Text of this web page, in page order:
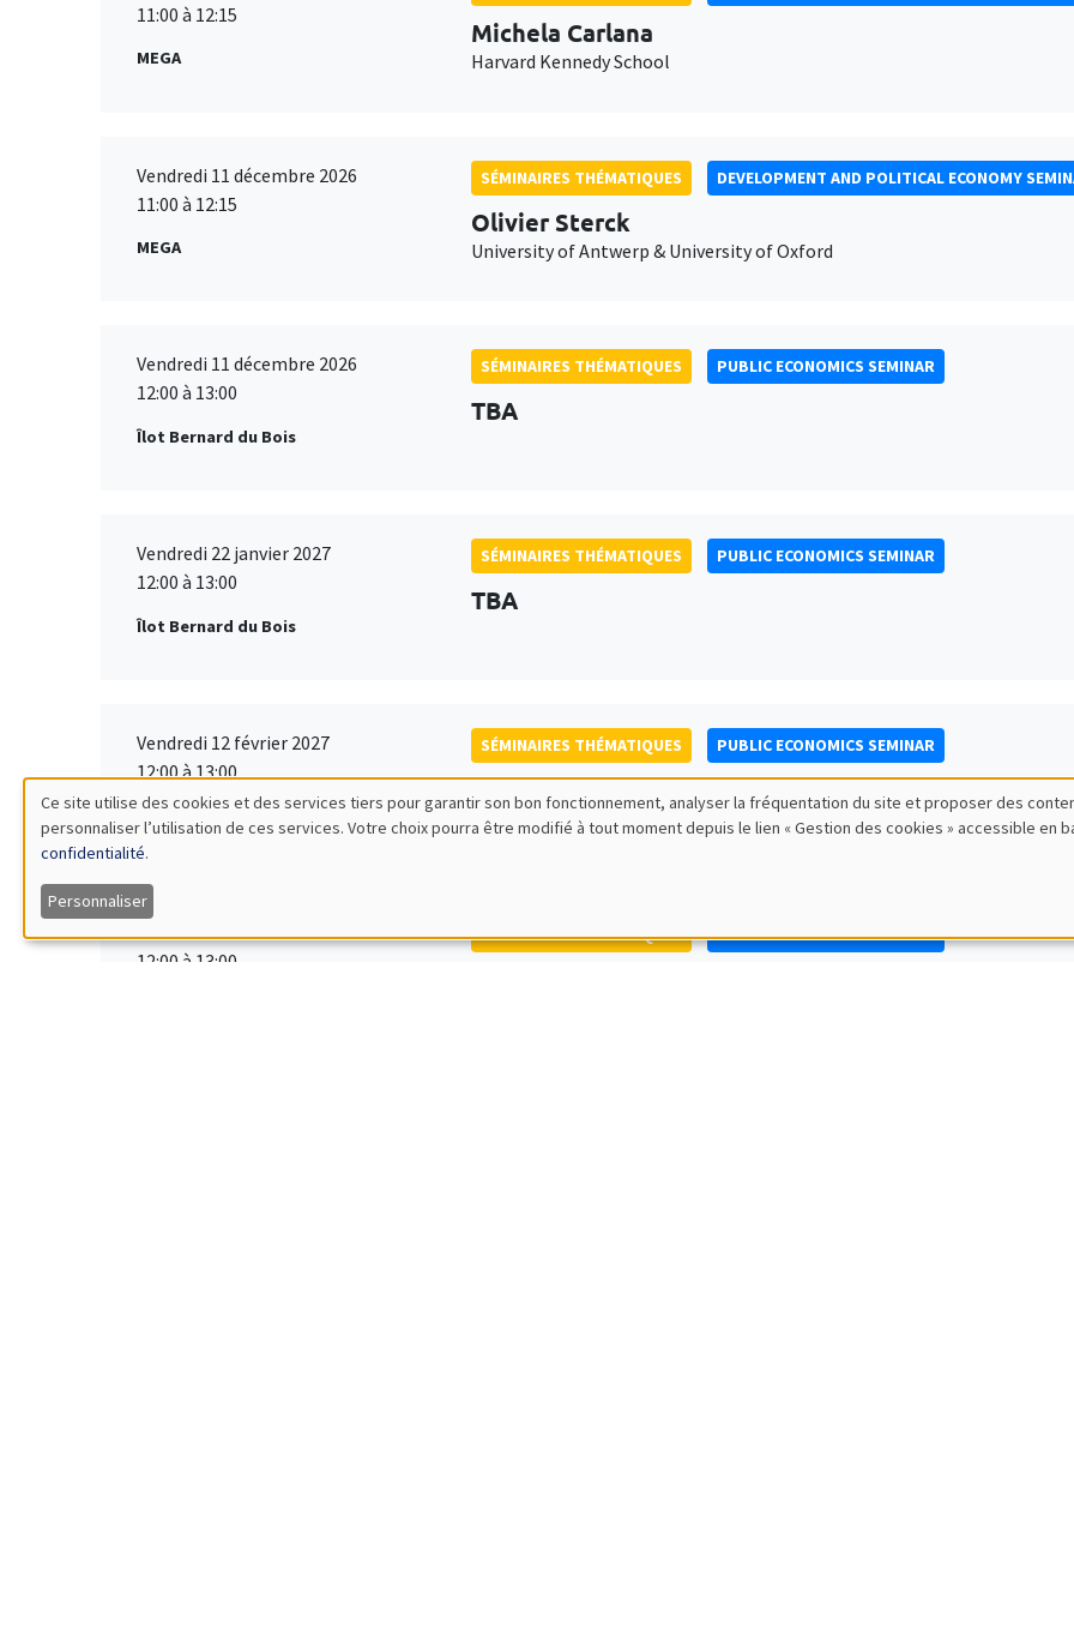
11:00 à 12:15
MEGA
Michela Carlana
Harvard Kennedy School
Vendredi 11 décembre 2026
11:00 à 12:15
MEGA
SÉMINAIRES THÉMATIQUES DEVELOPMENT AND POLITICAL ECONOMY
Olivier Sterck
University of Antwerp & University of Oxford
Vendredi 11 décembre 2026
12:00 à 13:00
Îlot Bernard du Bois
SÉMINAIRES THÉMATIQUES PUBLIC ECONOMICS SEMINAR
TBA
Vendredi 22 janvier 2027
12:00 à 13:00
Îlot Bernard du Bois
SÉMINAIRES THÉMATIQUES PUBLIC ECONOMICS SEMINAR
TBA
Vendredi 12 février 2027
12:00 à 13:00
Îlot Bernard du Bois
SÉMINAIRES THÉMATIQUES PUBLIC ECONOMICS SEMINAR
TBA
Vendredi 19 mars 2027
12:00 à 13:00
SÉMINAIRES THÉMATIQUES PUBLIC ECONOMICS SEMINAR
Utilisation
des
données
Ce site utilise des cookies et des services tiers pour garantir son bon fonctionnement, analyser la fréquentation du site et proposer des
personnaliser l’utilisation de ces services. Votre choix pourra être modifié à tout moment depuis le lien « Gestion des cookies » accessible en
confidentialité.
Personnaliser